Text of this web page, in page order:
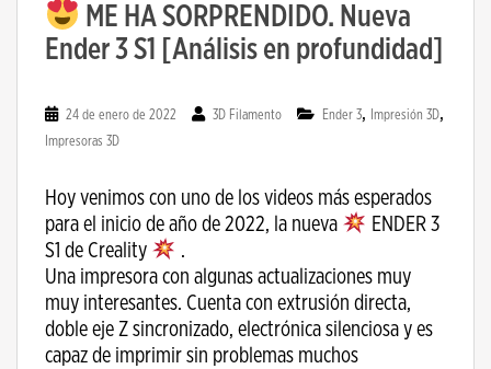
ME HA SORPRENDIDO. Nueva
Ender 3 S1 [Análisis en profundidad]
24 de enero de 2022 3D Filamento Ender 3, Impresión 3D,
Impresoras 3D
Hoy venimos con uno de los videos más esperados
para el inicio de año de 2022, la nueva
ENDER 3
S1 de Creality
.
Una impresora con algunas actualizaciones muy
muy interesantes. Cuenta con extrusión directa,
doble eje Z sincronizado, electrónica silenciosa y es
capaz de imprimir sin problemas muchos